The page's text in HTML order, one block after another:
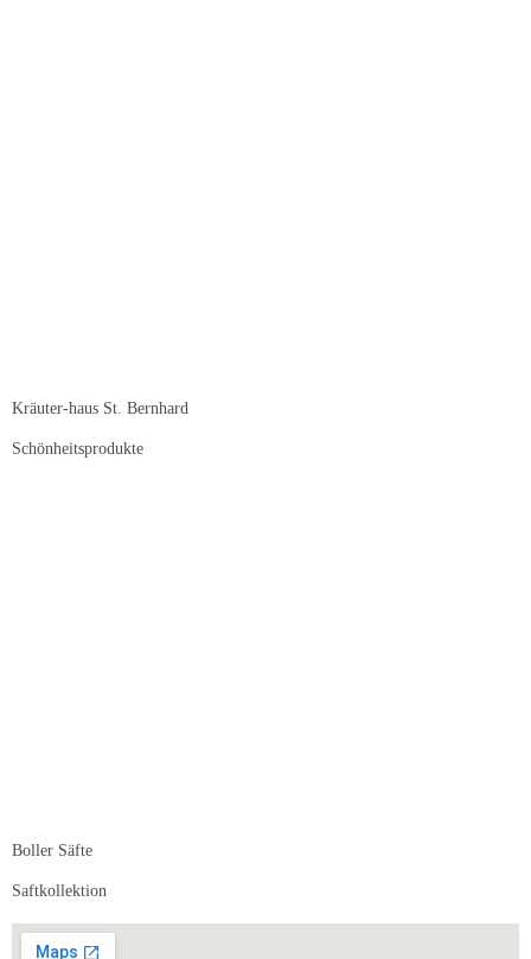
Kräuter-haus St. Bernhard
Schönheitsprodukte
Boller Säfte
Saftkollektion